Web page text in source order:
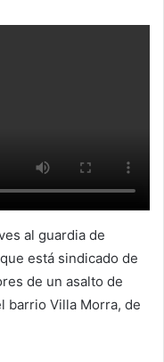
al guardia de
está sindicado de
de un asalto de
barrio Villa Morra, de